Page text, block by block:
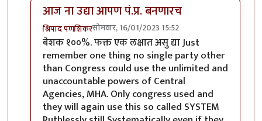
आज ना उद्या आपण पं.प्र. बनणारच
श्रिपाद पणशिकरसोमवार, 16/01/2023 15:52
In reply toमनुष्य आशेवर जगतो...असे 'ह्यांचे' म्हणणे.
बेशक १००%. फक्त एक लक्षात असु द्या Just
remember one thing no single party other
than Congress could use the unlimited and
unaccountable powers of Central
Agencies, MHA. Only congress used and
they will again use this so called SYSTEM